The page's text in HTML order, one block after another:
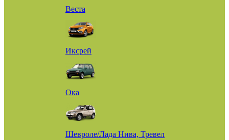
Веста
Иксрей
Ока
Шевроле/Лада Нива, Тревел